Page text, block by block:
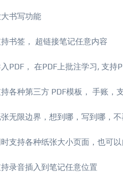
书写功能
书签， 超链接笔记任意内容
PDF， 在PDF上批注学习, 支持
各种第三方 PDF模板， 手账，
无限边界，想到哪，写到哪，
支持各种纸张大小页面，也可
录音插入到笔记任意位置